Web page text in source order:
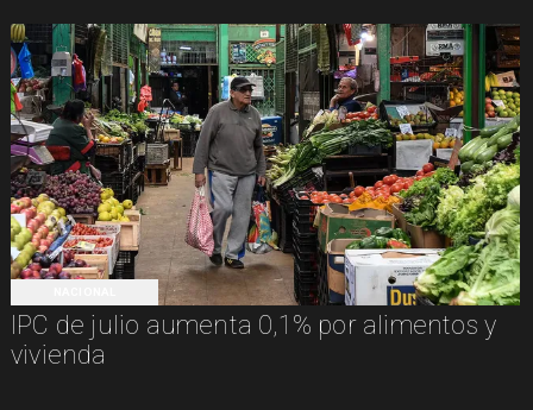
IPC de julio aumenta 0,1% por alimentos y
vivienda